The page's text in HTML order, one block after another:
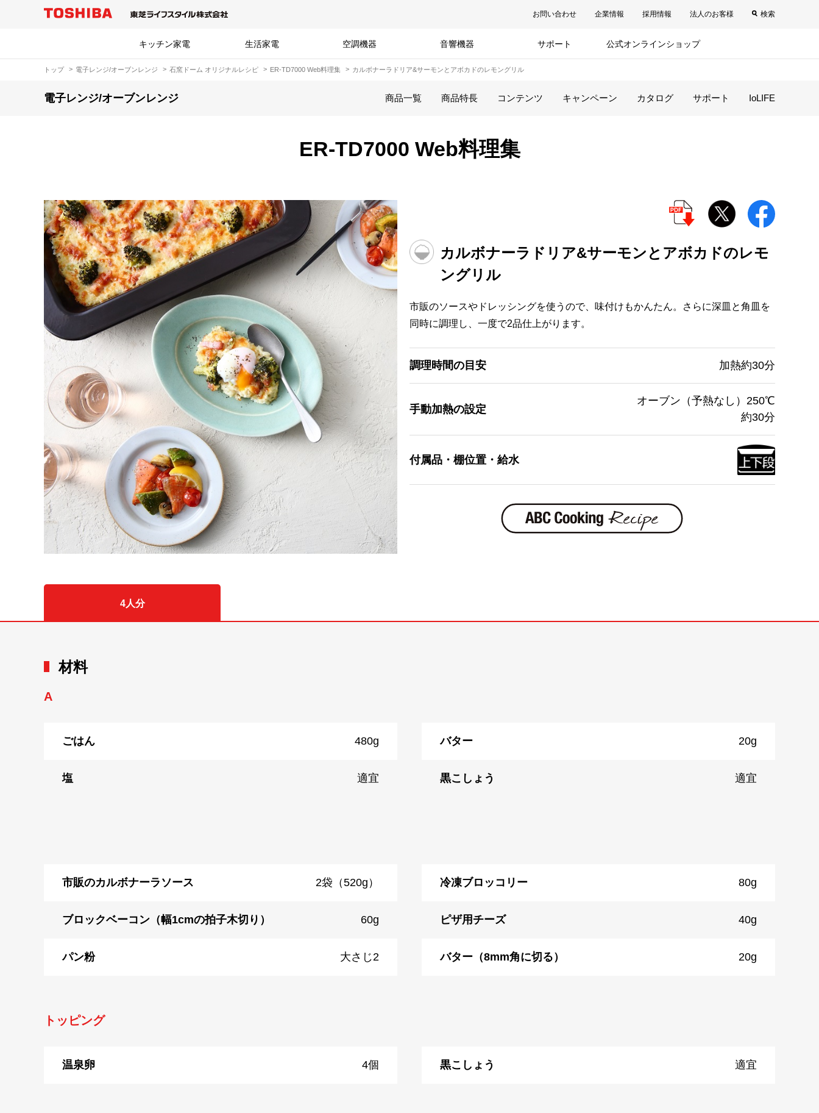
お問い合わせ 企業情報 採用情報 法人のお客様 検索
キッチン家電 生活家電 空調機器 音響機器 サポート 公式オンラインショップ
トップ 電子レンジ/オーブンレンジ 石窯ドーム オリジナルレシピ ER-TD7000 Web料理集 カルボナーラドリア&サーモンとアボカドのレモングリル
電子レンジ/オーブンレンジ 商品一覧 商品特長 コンテンツ キャンペーン カタログ サポート IoLIFE
ER-TD7000 Web料理集
カルボナーラドリア&サーモンとアボカドのレモ
ングリル
市販のソースやドレッシングを使うので、味付けもかんたん。さらに深皿と角皿を
同時に調理し、一度で2品仕上がります。
調理時間の目安 加熱約30分
手動加熱の設定
オーブン（予熱なし）250℃
約30分
付属品・棚位置・給水
4人分
材料
A
ごはん 480g バター 20g
塩 適宜 黒こしょう 適宜
市販のカルボナーラソース 2袋（520g） 冷凍ブロッコリー 80g
ブロックベーコン（幅1cmの拍子木切り） 60g ピザ用チーズ 40g
パン粉 大さじ2 バター（8mm角に切る） 20g
トッピング
温泉卵 4個 黒こしょう 適宜